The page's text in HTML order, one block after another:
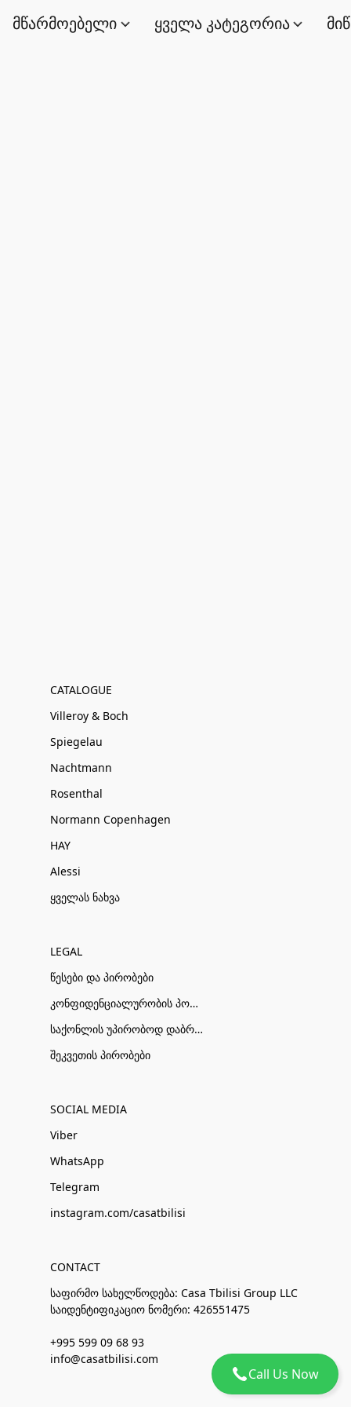
Call Us Now
მწარმოებელი ყველა კატეგორია
CATALOGUE
Villeroy & Boch
Spiegelau
Nachtmann
Rosenthal
Normann Copenhagen
HAY
Alessi
ყველას ნახვა
LEGAL
წესები და პირობები
კონფიდენციალურობის პოლიტიკა
საქონლის უპირობოდ დაბრუნების პირობები
შეკვეთის პირობები
SOCIAL MEDIA
Viber
WhatsApp
Telegram
instagram.com/casatbilisi
CONTACT
საფირმო სახელწოდება: Casa Tbilisi Group LLC
საიდენტიფიკაციო ნომერი: 426551475
+995 599 09 68 93
info@casatbilisi.com